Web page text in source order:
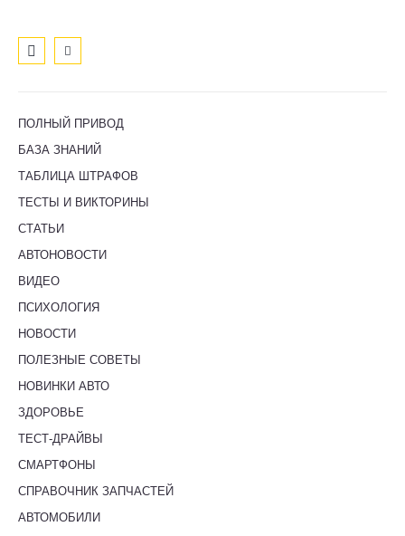
ПОЛНЫЙ ПРИВОД
БАЗА ЗНАНИЙ
ТАБЛИЦА ШТРАФОВ
ТЕСТЫ И ВИКТОРИНЫ
СТАТЬИ
АВТОНОВОСТИ
ВИДЕО
ПСИХОЛОГИЯ
НОВОСТИ
ПОЛЕЗНЫЕ СОВЕТЫ
НОВИНКИ АВТО
ЗДОРОВЬЕ
ТЕСТ-ДРАЙВЫ
СМАРТФОНЫ
СПРАВОЧНИК ЗАПЧАСТЕЙ
АВТОМОБИЛИ